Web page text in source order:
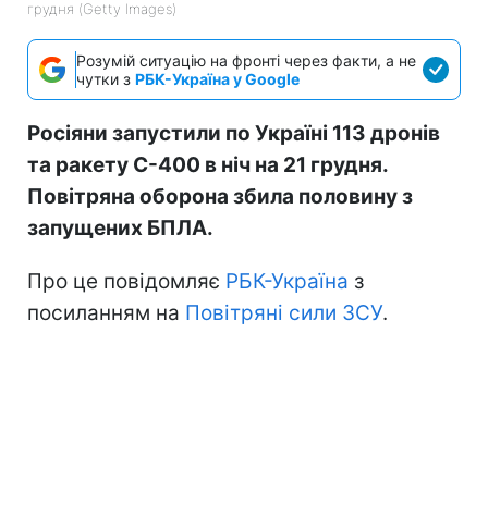
грудня (Getty Images)
Розумій ситуацію на фронті через факти, а не
чутки з РБК-Україна у Google
Росіяни запустили по Україні 113 дронів
та ракету С-400 в ніч на 21 грудня.
Повітряна оборона збила половину з
запущених БПЛА.
Про це повідомляє РБК-Україна з
посиланням на Повітряні сили ЗСУ.